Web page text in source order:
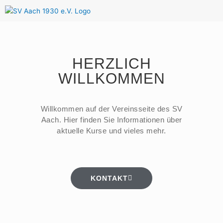
HERZLICH
WILLKOMMEN
Willkommen auf der Vereinsseite des SV
Aach. Hier finden Sie Informationen über
aktuelle Kurse und vieles mehr.
KONTAKT